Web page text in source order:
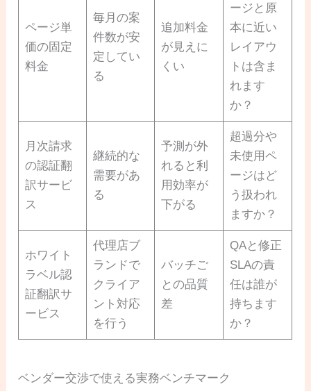
ページ単
価の固定
料金
毎月の案
件数が安
定してい
る
追加料金
が見えに
くい
ージと原
本に近い
レイアウ
トは含ま
れます
か？
月次請求
の認証翻
訳サービ
ス
継続的な
需要があ
る
予測が外
れると利
用効率が
下がる
超過分や
未使用ペ
ージはど
う扱われ
ますか？
ホワイト
ラベル認
証翻訳サ
ービス
代理店ブ
ランドで
クライア
ント対応
を行う
バッチご
との品質
差
QAと修正
SLAの責
任は誰が
持ちます
か？
ベンダー交渉で使える実務ベンチマーク